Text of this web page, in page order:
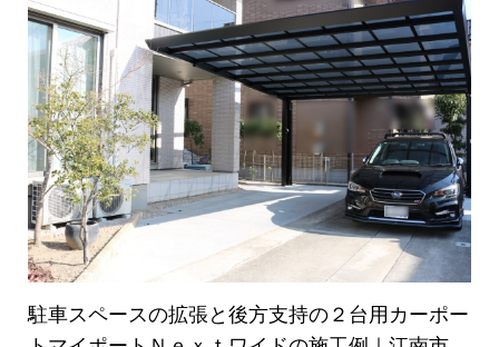
駐車スペースの拡張と後方支持の２台用カーポー